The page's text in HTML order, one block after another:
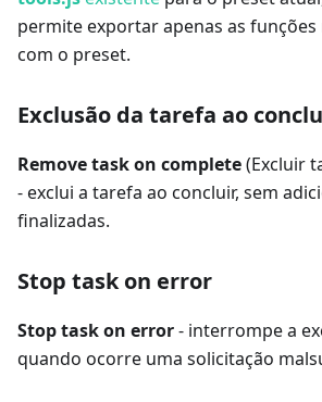
permite exportar apenas as
com o preset.
Exclusão da tarefa ao
Remove task on complete(Excluir
- exclui a tarefa ao concluir, sem
finalizadas.
Stop task on error
Stop task on error- interrompe a
quando ocorre uma solicitação